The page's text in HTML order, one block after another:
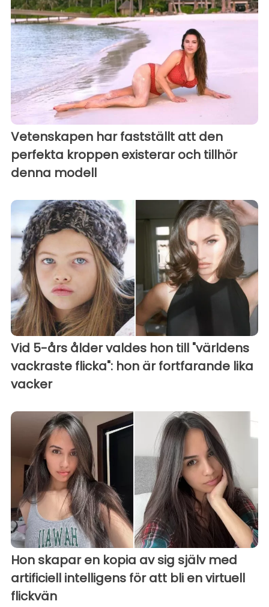
Vetenskapen har fastställt att den
perfekta kroppen existerar och tillhör
denna modell
Vid 5-års ålder valdes hon till "världens
vackraste flicka": hon är fortfarande lika
vacker
Hon skapar en kopia av sig själv med
artificiell intelligens för att bli en virtuell
flickvän